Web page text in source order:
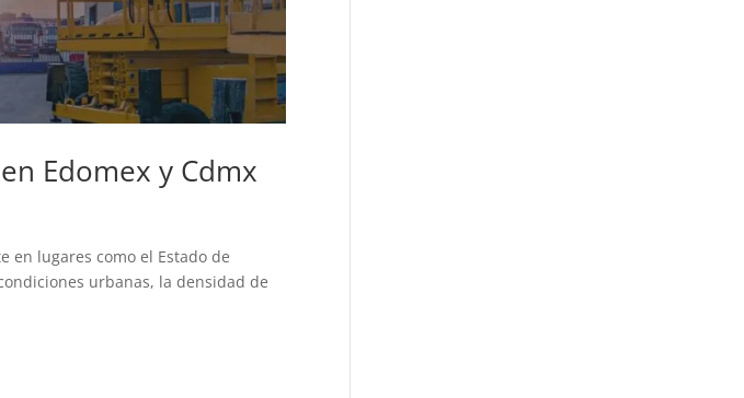
Edomex y Cdmx
en lugares como el Estado de
urbanas, la densidad de